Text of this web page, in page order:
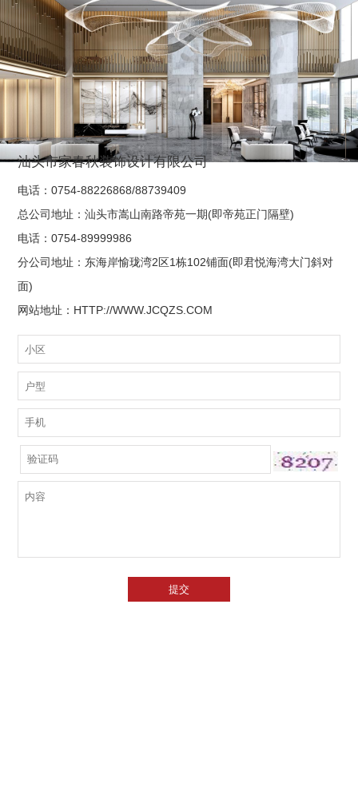
汕头市家春秋装饰设计有限公司
电话：0754-88226868/88739409
总公司地址：汕头市嵩山南路帝苑一期(即帝苑正门隔壁)
电话：0754-89999986
分公司地址：东海岸愉珑湾2区1栋102铺面(即君悦海湾大门斜对
面)
网站地址： HTTP://WWW.JCQZS.COM